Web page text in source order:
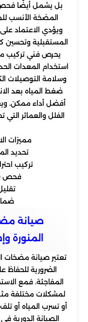
بل يشمل أيضًا فحص
المضخة الأنسب
ويؤدي الاعتماد
المستقبلية وتحسين
يحرص فني تركيب
استخدام المعدات
وسلامة التوصيلات
ضغط المياه بعد
أفضل أداء ممكن.
الفلل والعمائر
مميزات
تحديد
تركيب
فحص
صيانة
المنورة
تعتبر صيانة مضخات
الضرورية للحفاظ
المفاجئة. فمع
لمشكلات مختلفة
أو تسرب المياه أو
الصيانة الدورية